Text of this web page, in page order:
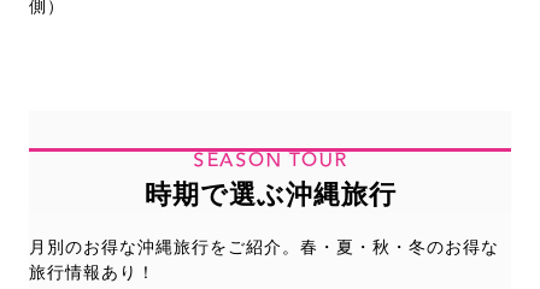
側）
SEASON TOUR
時期で選ぶ沖縄旅行
月別のお得な沖縄旅行をご紹介。春・夏・秋・冬のお得な
旅行情報あり！